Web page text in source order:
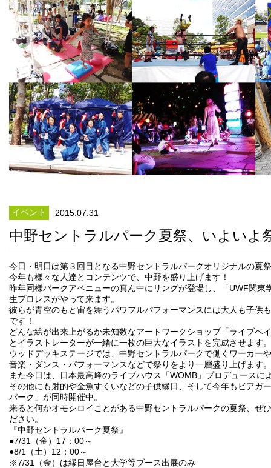
イベント 2015.07.31
中野セントラルパーク夏祭、いよいよ
今日・明日は第３回目となる中野セントラルパークオリジナルの夏
今年も様々な人達とコンテンツで、中野を盛り上げます！
昨年同様パークアベニューの真ん中にリングが登場し、「UWF関東
生プロレスがやって来ます。
彼らが青空のもと宙を舞うパワフルパフォーマンスには大人も子供
です！
どんな絵が出来上がるか未知数なアートワークショップ「ライブペ
とイラストレーターが一緒に一枚の巨大なイラストを完成させます。
ウッドデッキステージでは、中野セントラルパークで働くワーカー
音楽・ダンス・パフォーマンスなどで祭りをより一層盛り上げます。
また今日は、日本最高峰のライブハウス「WOMB」プロデュースに
その他にも射的や金魚すくいなどの子供縁日、そして今年もビアガ
パーク」が同時開催中。
来ると何かオモシロイことがある中野セントラルパークの夏祭、ぜ
ださい。
『中野セントラルパーク夏祭』
●7/31（金）17：00～
●8/1（土）12：00～
※7/31（金）は縁日屋台と大学等ブース出展のみ